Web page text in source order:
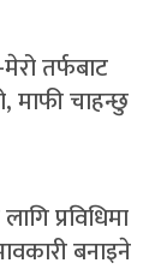
तर्फबाट
माफी चाहन्छु
प्रविधिमा
बनाइने